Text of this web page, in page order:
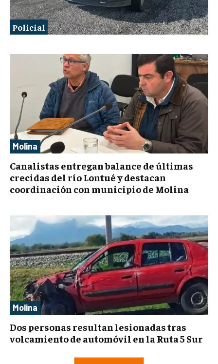
Policial
Molina
Canalistas entregan balance de últimas
crecidas del río Lontué y destacan
coordinación con municipio de Molina
Molina
Dos personas resultan lesionadas tras
volcamiento de automóvil en la Ruta 5 Sur